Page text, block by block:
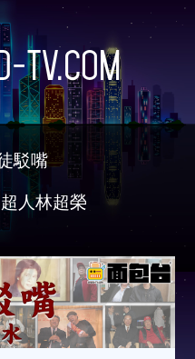
TV.com
駁嘴
人林超榮